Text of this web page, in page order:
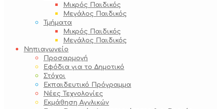
Μικρός Παιδικός
Μεγάλος Παιδικός
Τμήματα
Μικρός Παιδικός
Μεγάλος Παιδικός
Νηπιαγωγείο
Προσαρμογή
Εφόδια για το Δημοτικό
Στόχοι
Εκπαιδευτικό Πρόγραμμα
Νέες Τεχνολογίες
Εκμάθηση Αγγλικών